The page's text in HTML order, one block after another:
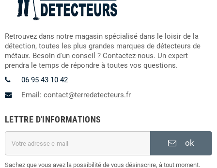
Retrouvez dans notre magasin spécialisé dans le loisir de la
détection, toutes les plus grandes marques de détecteurs de
métaux. Besoin d'un conseil ? Contactez-nous. Un expert
prendra le temps de répondre à toutes vos questions.
06 95 43 10 42
Email: contact@terredetecteurs.fr
LETTRE D'INFORMATIONS
ok
Sachez que vous avez la possibilité de vous désinscrire, à tout moment.